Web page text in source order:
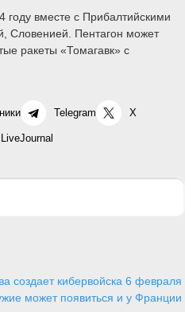
вместе с Прибалтийскими
Словенией. Пентагон может
ракеты «Томагавк» с
Telegram X
LiveJournal
создает кибервойска 6 февраля
может появиться и у Франции